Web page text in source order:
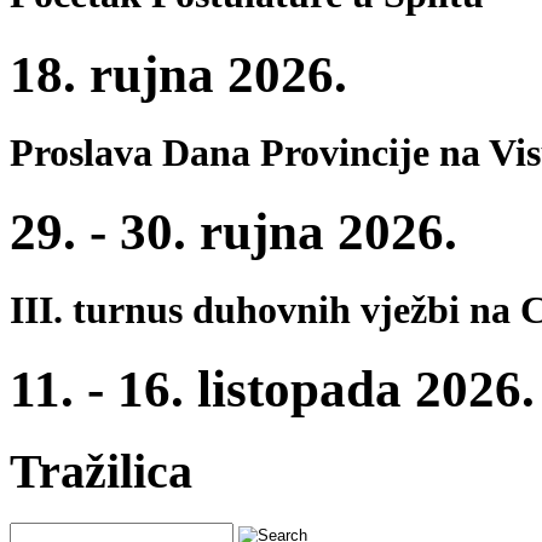
18. rujna 2026.
Proslava Dana Provincije na
29. - 30. rujna 2026.
III. turnus duhovnih vježbi na
11. - 16. listopada 2026.
Tražilica